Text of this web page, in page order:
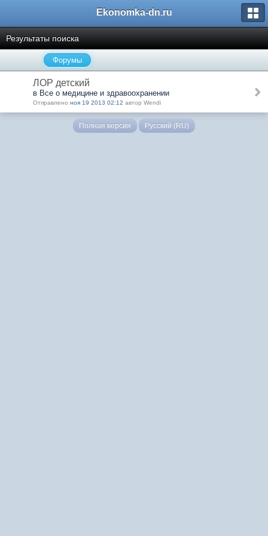
Ekonomka-dn.ru
Результаты поиска
Форумы
ЛОР детский
в Все о медицине и здравоохранении
Отправлено ноя 19 2013 02:12 автор Wendi
Полная версия Русский (RU)